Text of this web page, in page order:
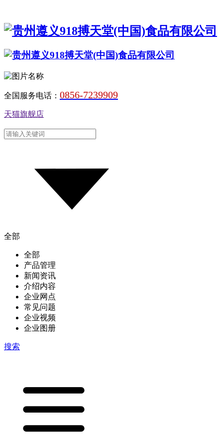
全国服务电话： 0856-7239909
天猫旗舰店
全部
全部
产品管理
新闻资讯
介绍内容
企业网点
常见问题
企业视频
企业图册
搜索